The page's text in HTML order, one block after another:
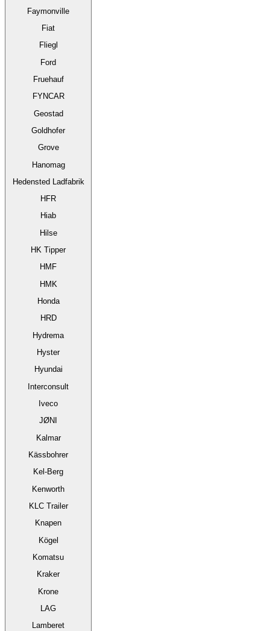
Faymonville
Fiat
Fliegl
Ford
Fruehauf
FYNCAR
Geostad
Goldhofer
Grove
Hanomag
Hedensted Ladfabrik
HFR
Hiab
Hilse
HK Tipper
HMF
HMK
Honda
HRD
Hydrema
Hyster
Hyundai
Interconsult
Iveco
JØNI
Kalmar
Kässbohrer
Kel-Berg
Kenworth
KLC Trailer
Knapen
Kögel
Komatsu
Kraker
Krone
LAG
Lamberet